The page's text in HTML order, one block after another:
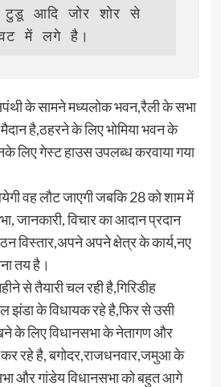
टुडू आदि जोर शोर से
में लगे है।
के सामने मध्यलोक भवन,रैली के सभा
है,ठहरने के लिए भोमिया भवन के
लिए गेस्ट हाउस उपलब्ध करवाया गया
वह लौट जाएगी जबकि 28 को शाम में
जानकारी, विचार का आदान प्रदान
विस्तार,अपने अपने क्षेत्र के कार्य,नए
तय है।
से तैयारी चल रही है,गिरिडीह
झंडा के विधायक रहे है,फिर से उसी
के लिए विधानसभा के नेतागण और
कर रहे है, बगोदर,राजधनवार,जमुआ के
और गांडेय विधानसभा को बहुत आगे